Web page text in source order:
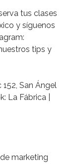
tus clases
y síguenos
tips y
San Ángel
La Fábrica |
marketing